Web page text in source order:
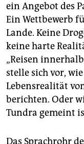
genossenschaft
epaper login
ein Angebot des
Ein Wettbewerb
Lande. Keine
keine harte
„Reisen
stelle sich vor,
Lebensrealität
berichten. Oder
Tundra gemeint
Das Sprachrohr